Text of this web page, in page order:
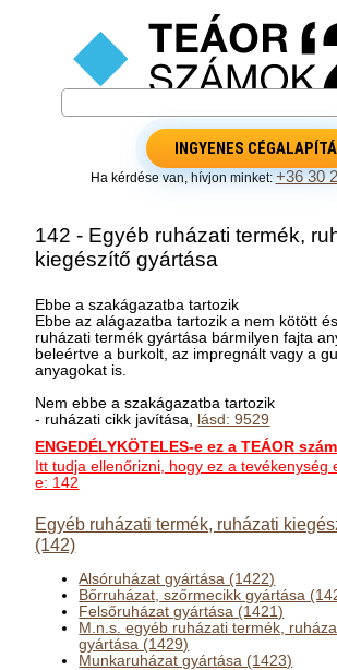
INGYENES
Ha kérdése van, hívjon minket:+36 30
142 - Egyéb ruházati termék,
kiegészítő gyártása
Ebbe a szakágazatba tartozik
Ebbe az alágazatba tartozik a nem kötött
ruházati termék gyártása bármilyen fajta
beleértve a burkolt, az impregnált vagy a
anyagokat is.
Nem ebbe a szakágazatba tartozik
- ruházati cikk javítása, lásd: 9529
ENGEDÉLYKÖTELES-e ez a TEÁOR
Itt tudja ellenőrizni, hogy ez a tevékenység
e: 142
Egyéb ruházati termék, ruházati
(142)
Alsóruházat gyártása (1422)
Bőrruházat, szőrmecikk gyártása
Felsőruházat gyártása (1421)
M.n.s. egyéb ruházati termék,
gyártása (1429)
Munkaruházat gyártása (1423)